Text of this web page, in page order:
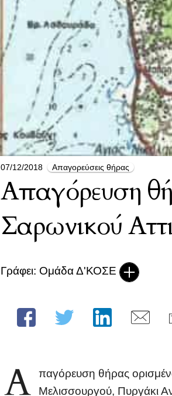
07/12/2018 Απαγορεύσεις θήρας
Απαγόρευση
Σαρωνικού
Γράφει: Ομάδα Δ'ΚΟΣΕ
Α παγόρευση θήρας
Μελισσουργού, Πυργάκι